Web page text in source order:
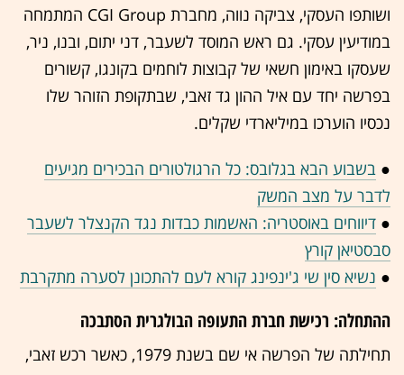
ושותפו העסקי, צביקה נווה, מחברת CGI Group המתמחה
במודיעין עסקי. גם ראש המוסד לשעבר, דני יתום, ובנו, ניר,
שעסקו באימון חשאי של קבוצות לוחמים בקונגו, קשורים
בפרשה יחד עם איל ההון גד זאבי, שבתקופת הזוהר שלו
נכסיו הוערכו במיליארדי שקלים.
● בשבוע הבא בגלובס: כל הרגולטורים הבכירים מגיעים
לדבר על מצב המשק
● דיווחים באוסטריה: האשמות כבדות נגד הקנצלר לשעבר
סבסטיאן קורץ
● נשיא סין שי ג'ינפינג קורא לעם להתכונן לסערה מתקרבת
ההתחלה: רכישת חברת התעופה הבולגרית הסתבכה
תחילתה של הפרשה אי שם בשנת 1979, כאשר רכש זאבי,